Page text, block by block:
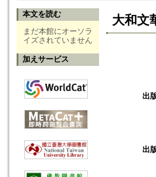
本文を読む
まだ本館にオーソラ
イズされていません
加えサービス
大和文
出
出